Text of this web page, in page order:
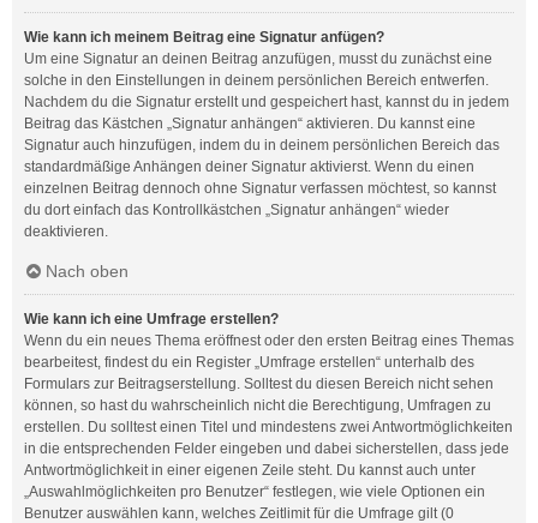
Wie kann ich meinem Beitrag eine Signatur anfügen?
Um eine Signatur an deinen Beitrag anzufügen, musst du zunächst eine
solche in den Einstellungen in deinem persönlichen Bereich entwerfen.
Nachdem du die Signatur erstellt und gespeichert hast, kannst du in jedem
Beitrag das Kästchen „Signatur anhängen“ aktivieren. Du kannst eine
Signatur auch hinzufügen, indem du in deinem persönlichen Bereich das
standardmäßige Anhängen deiner Signatur aktivierst. Wenn du einen
einzelnen Beitrag dennoch ohne Signatur verfassen möchtest, so kannst
du dort einfach das Kontrollkästchen „Signatur anhängen“ wieder
deaktivieren.
Nach oben
Wie kann ich eine Umfrage erstellen?
Wenn du ein neues Thema eröffnest oder den ersten Beitrag eines Themas
bearbeitest, findest du ein Register „Umfrage erstellen“ unterhalb des
Formulars zur Beitragserstellung. Solltest du diesen Bereich nicht sehen
können, so hast du wahrscheinlich nicht die Berechtigung, Umfragen zu
erstellen. Du solltest einen Titel und mindestens zwei Antwortmöglichkeiten
in die entsprechenden Felder eingeben und dabei sicherstellen, dass jede
Antwortmöglichkeit in einer eigenen Zeile steht. Du kannst auch unter
„Auswahlmöglichkeiten pro Benutzer“ festlegen, wie viele Optionen ein
Benutzer auswählen kann, welches Zeitlimit für die Umfrage gilt (0